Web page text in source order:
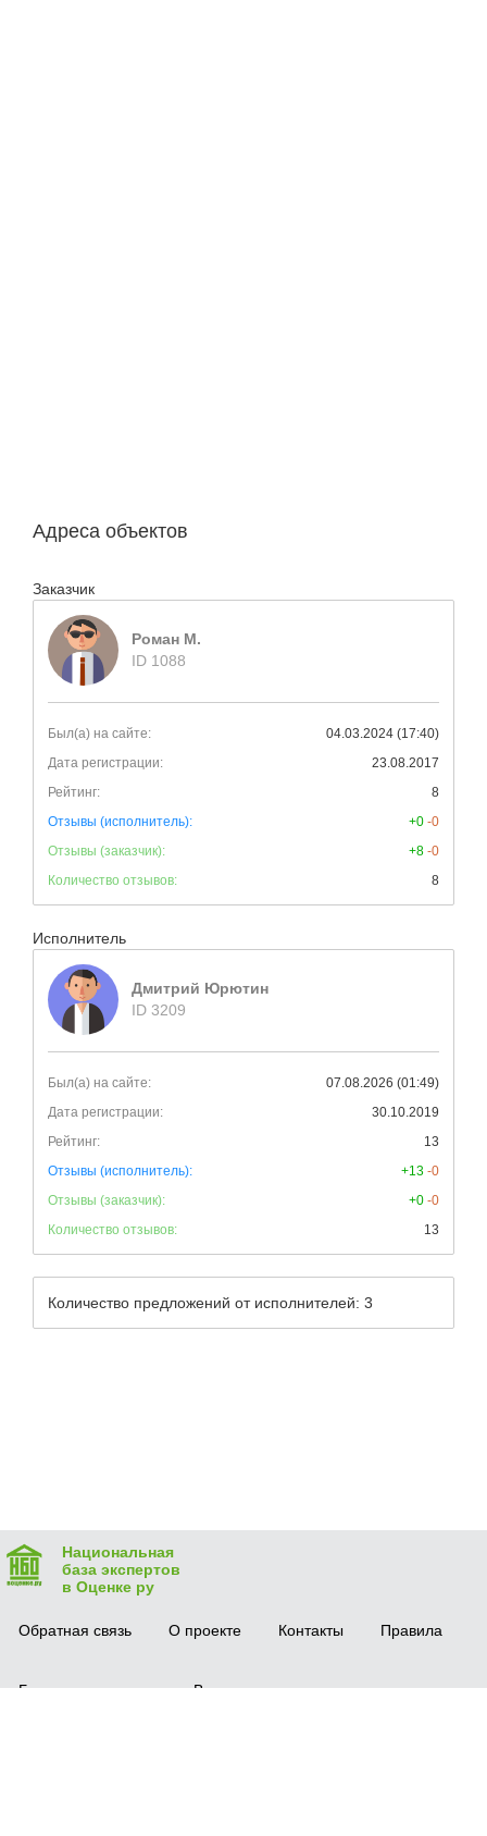
Адреса объектов
Заказчик
Роман М.
ID 1088
Был(а) на сайте:
04.03.2024 (17:40)
Дата регистрации:
23.08.2017
Рейтинг:
8
Отзывы (исполнитель):
+0 -0
Отзывы (заказчик):
+8 -0
Количество отзывов:
8
Исполнитель
Дмитрий Юрютин
ID 3209
Был(а) на сайте:
07.08.2026 (01:49)
Дата регистрации:
30.10.2019
Рейтинг:
13
Отзывы (исполнитель):
+13 -0
Отзывы (заказчик):
+0 -0
Количество отзывов:
13
Количество предложений от исполнителей: 3
Национальная
база экспертов
в Оценке ру
Обратная связь О проекте Контакты Правила
Безопасная сделка Вопрос-ответ